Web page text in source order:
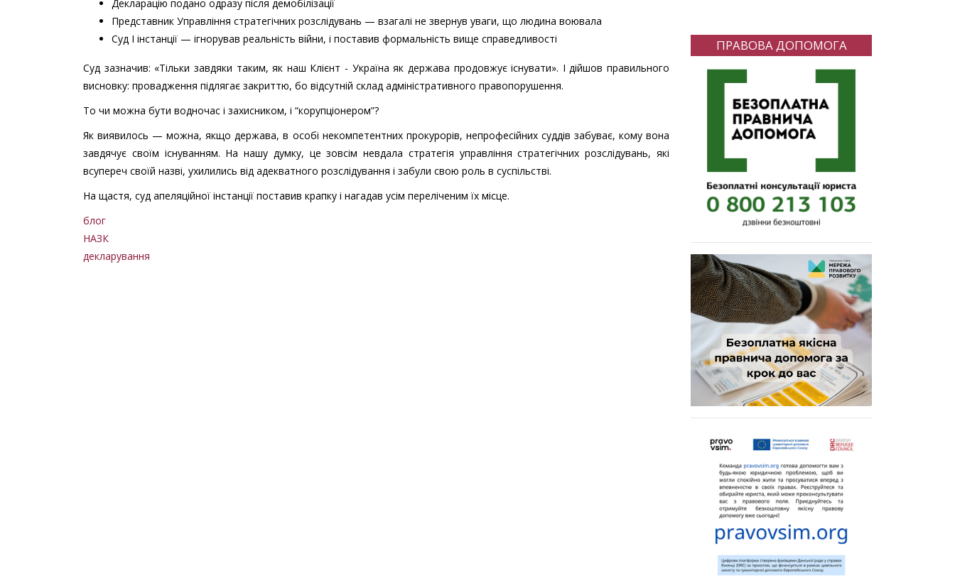
Декларацію подано одразу після демобілізації
Представник Управління стратегічних розслідувань — взагалі не звернув уваги, що людина воювала
Суд І інстанції — ігнорував реальність війни, і поставив формальність вище справедливості
Суд зазначив: «Тільки завдяки таким, як наш Клієнт - Україна як держава продовжує існувати». І дійшов правильного
висновку: провадження підлягає закриттю, бо відсутній склад адміністративного правопорушення.
То чи можна бути водночас і захисником, і “корупціонером”?
Як виявилось — можна, якщо держава, в особі некомпетентних прокурорів, непрофесійних суддів забуває, кому вона
завдячує своїм існуванням. На нашу думку, це зовсім невдала стратегія управління стратегічних розслідувань, які
всупереч своїй назві, ухилились від адекватного розслідування і забули свою роль в суспільстві.
На щастя, суд апеляційної інстанції поставив крапку і нагадав усім переліченим їх місце.
блог
НАЗК
декларування
ПРАВОВА ДОПОМОГА